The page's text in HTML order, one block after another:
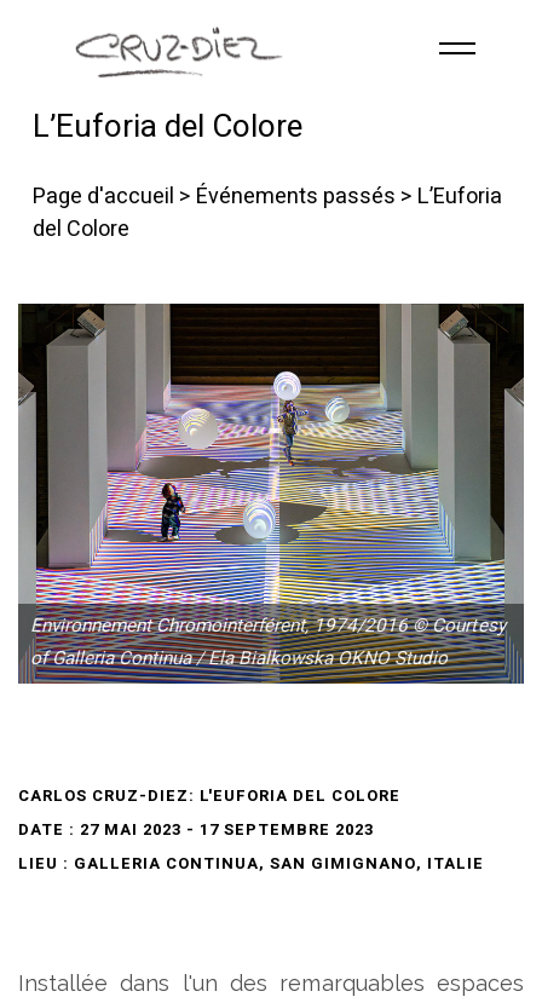
Skip to main content
ACCUEIL
RGB
PUBLICATIONS
French
L’Euforia del Colore
Page d'accueil > Événements passés > L’Euforia
del Colore
Environnement Chromointerférent, 1974/2016 © Courtesy
of Galleria Continua / Ela Bialkowska OKNO Studio
CARLOS CRUZ-DIEZ: L'EUFORIA DEL COLORE
DATE : 27 MAI 2023 - 17 SEPTEMBRE 2023
LIEU : GALLERIA CONTINUA, SAN GIMIGNANO, ITALIE
Installée dans l'un des remarquables espaces